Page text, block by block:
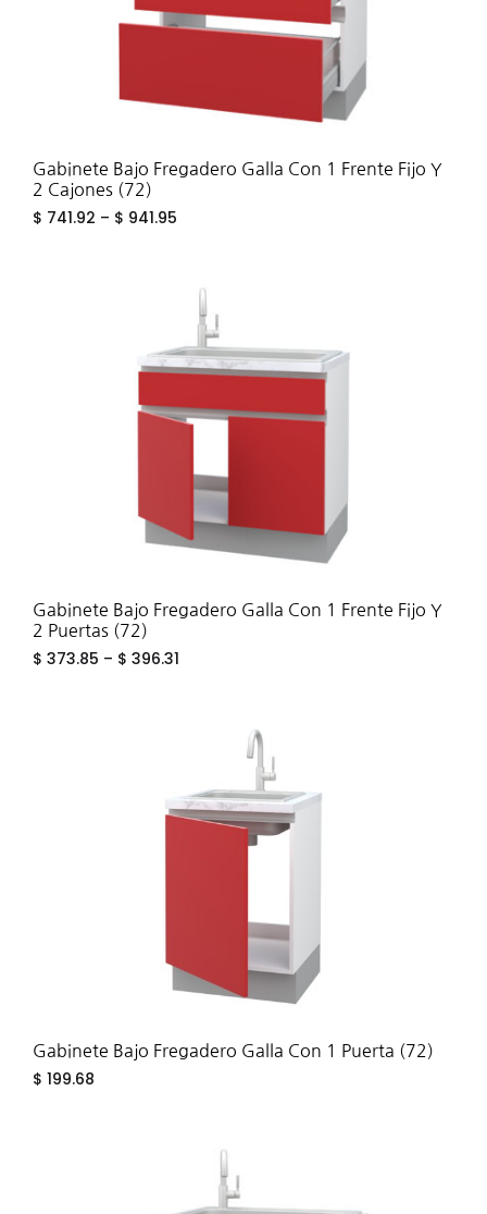
Gabinete Bajo Fregadero Galla Con 1 Frente Fijo Y
2 Cajones (72)
$ 741.92 – $ 941.95
Gabinete Bajo Fregadero Galla Con 1 Frente Fijo Y
2 Puertas (72)
$ 373.85 – $ 396.31
Gabinete Bajo Fregadero Galla Con 1 Puerta (72)
$ 199.68